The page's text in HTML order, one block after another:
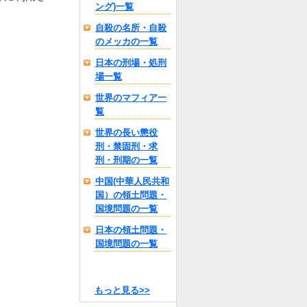
ング)一覧
自殺の名所・自殺
のメッカの一覧
日本の刑場・処刑
場一覧
世界のマフィア一
覧
世界の長い懲役
刑・禁固刑・求
刑・刑期の一覧
中国(中華人民共和
国）の領土問題・
国境問題の一覧
日本の領土問題・
国境問題の一覧
もっと見る>>